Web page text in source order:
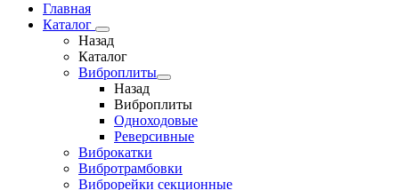
Главная
Каталог
Назад
Каталог
Виброплиты
Назад
Виброплиты
Одноходовые
Реверсивные
Виброкатки
Вибротрамбовки
Виброрейки секционные